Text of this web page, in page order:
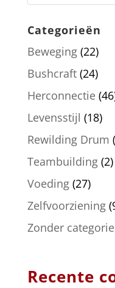
Categorieën
Beweging(22)
Bushcraft(24)
Herconnectie
Levensstijl (18)
Rewilding Drum
Teambuilding(2)
Voeding(27)
Zelfvoorziening
Zonder categorie
Recente